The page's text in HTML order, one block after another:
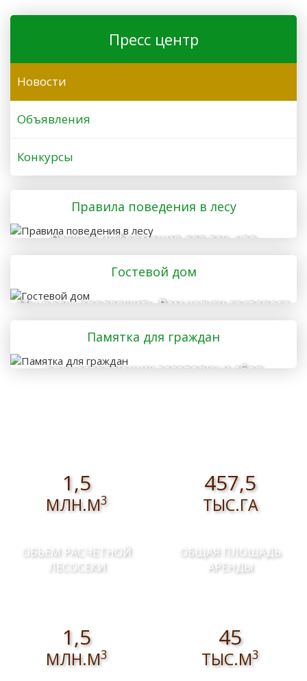
Пресс центр
Новости
Объявления
Конкурсы
Правила поведения в лесу
Важная информация для тех, кто
отправляется в лес
Гостевой дом
Мы рады предложить Вам услуги гостевого
дома
Памятка для граждан
осуществляющих заготовку и сбор
1,5
МЛН.М3
ОБЪЕМ РАСЧЕТНОЙ
ЛЕСОСЕКИ
457,5
ТЫС.ГА
ОБЩАЯ ПЛОЩАДЬ
АРЕНДЫ
1,5
МЛН.М3
45
ТЫС.М3